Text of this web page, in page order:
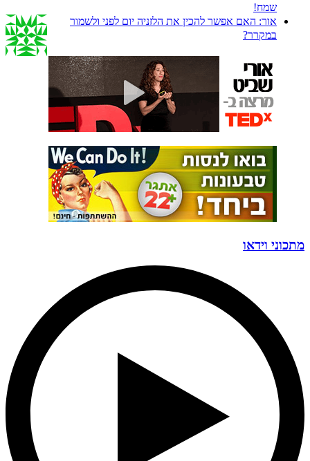
שמח!
אור: האם אפשר להכין את הלזניה יום לפני ולשמור
במקרר?
מתכוני וידאו